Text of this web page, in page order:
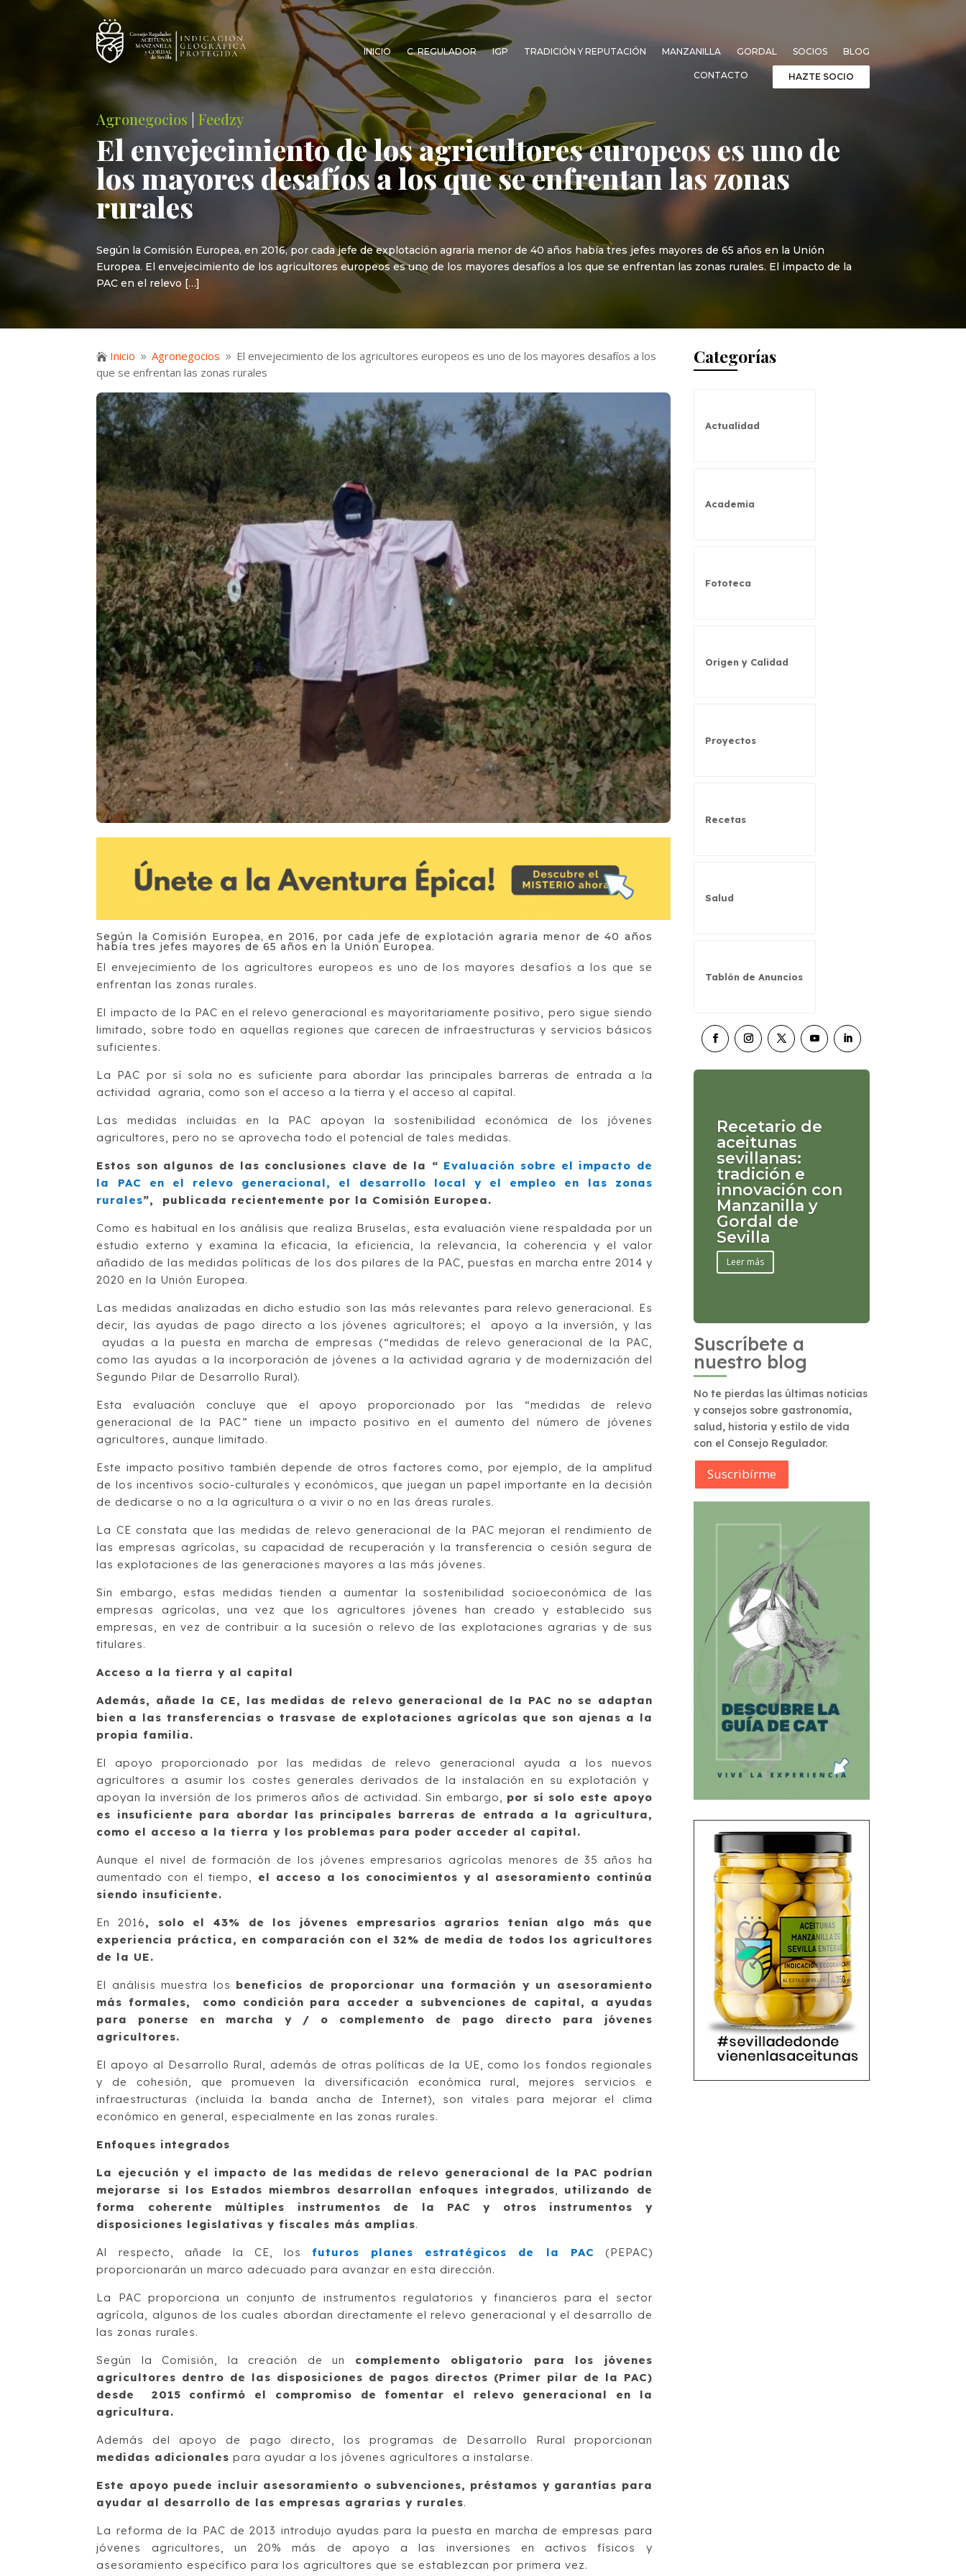
INICIO C. REGULADOR IGP TRADICIÓN Y REPUTACIÓN MANZANILLA GORDAL SOCIOS BLOG
CONTACTO HAZTE SOCIO
Agronegocios |Feedzy
El envejecimiento de los agricultores europeos es uno de
los mayores desafíos a los que se enfrentan las zonas
rurales
Según la Comisión Europea, en 2016, por cada jefe de explotación agraria menor de 40 años había tres jefes mayores de 65 años en la Unión
Europea. El envejecimiento de los agricultores europeos es uno de los mayores desafíos a los que se enfrentan las zonas rurales. El impacto de la
PAC en el relevo […]
 Inicio 9 Agronegocios 9 El envejecimiento de los agricultores europeos es uno de los mayores desafíos a los
que se enfrentan las zonas rurales
Según la Comisión Europea, en 2016, por cada jefe de explotación agraria menor de 40 años
había tres jefes mayores de 65 años en la Unión Europea.
El envejecimiento de los agricultores europeos es uno de los mayores desafíos a los que se
enfrentan las zonas rurales.
El impacto de la PAC en el relevo generacional es mayoritariamente positivo, pero sigue siendo
limitado, sobre todo en aquellas regiones que carecen de infraestructuras y servicios básicos
suficientes.
La PAC por sí sola no es suficiente para abordar las principales barreras de entrada a la
actividad agraria, como son el acceso a la tierra y el acceso al capital.
Las medidas incluidas en la PAC apoyan la sostenibilidad económica de los jóvenes
agricultores, pero no se aprovecha todo el potencial de tales medidas.
Estos son algunos de las conclusiones clave de la “ Evaluación sobre el impacto de
la PAC en el relevo generacional, el desarrollo local y el empleo en las zonas
rurales”, publicada recientemente por la Comisión Europea.
Como es habitual en los análisis que realiza Bruselas, esta evaluación viene respaldada por un
estudio externo y examina la eficacia, la eficiencia, la relevancia, la coherencia y el valor
añadido de las medidas políticas de los dos pilares de la PAC, puestas en marcha entre 2014 y
2020 en la Unión Europea.
Las medidas analizadas en dicho estudio son las más relevantes para relevo generacional. Es
decir, las ayudas de pago directo a los jóvenes agricultores; el apoyo a la inversión, y las
ayudas a la puesta en marcha de empresas (“medidas de relevo generacional de la PAC,
como las ayudas a la incorporación de jóvenes a la actividad agraria y de modernización del
Segundo Pilar de Desarrollo Rural).
Esta evaluación concluye que el apoyo proporcionado por las “medidas de relevo
generacional de la PAC” tiene un impacto positivo en el aumento del número de jóvenes
agricultores, aunque limitado.
Este impacto positivo también depende de otros factores como, por ejemplo, de la amplitud
de los incentivos socio-culturales y económicos, que juegan un papel importante en la decisión
de dedicarse o no a la agricultura o a vivir o no en las áreas rurales.
La CE constata que las medidas de relevo generacional de la PAC mejoran el rendimiento de
las empresas agrícolas, su capacidad de recuperación y la transferencia o cesión segura de
las explotaciones de las generaciones mayores a las más jóvenes.
Sin embargo, estas medidas tienden a aumentar la sostenibilidad socioeconómica de las
empresas agrícolas, una vez que los agricultores jóvenes han creado y establecido sus
empresas, en vez de contribuir a la sucesión o relevo de las explotaciones agrarias y de sus
titulares.
Acceso a la tierra y al capital
Además, añade la CE, las medidas de relevo generacional de la PAC no se adaptan
bien a las transferencias o trasvase de explotaciones agrícolas que son ajenas a la
propia familia.
El apoyo proporcionado por las medidas de relevo generacional ayuda a los nuevos
agricultores a asumir los costes generales derivados de la instalación en su explotación y
apoyan la inversión de los primeros años de actividad. Sin embargo, por sí solo este apoyo
es insuficiente para abordar las principales barreras de entrada a la agricultura,
como el acceso a la tierra y los problemas para poder acceder al capital.
Aunque el nivel de formación de los jóvenes empresarios agrícolas menores de 35 años ha
aumentado con el tiempo, el acceso a los conocimientos y al asesoramiento continúa
siendo insuficiente.
En 2016, solo el 43% de los jóvenes empresarios agrarios tenían algo más que
experiencia práctica, en comparación con el 32% de media de todos los agricultores
de la UE.
El análisis muestra los beneficios de proporcionar una formación y un asesoramiento
más formales, como condición para acceder a subvenciones de capital, a ayudas
para ponerse en marcha y / o complemento de pago directo para jóvenes
agricultores.
El apoyo al Desarrollo Rural, además de otras políticas de la UE, como los fondos regionales
y de cohesión, que promueven la diversificación económica rural, mejores servicios e
infraestructuras (incluida la banda ancha de Internet), son vitales para mejorar el clima
económico en general, especialmente en las zonas rurales.
Enfoques integrados
La ejecución y el impacto de las medidas de relevo generacional de la PAC podrían
mejorarse si los Estados miembros desarrollan enfoques integrados, utilizando de
forma coherente múltiples instrumentos de la PAC y otros instrumentos y
disposiciones legislativas y fiscales más amplias.
Al respecto, añade la CE, losfuturos planes estratégicos de la PAC
(PEPAC)
proporcionarán un marco adecuado para avanzar en esta dirección.
La PAC proporciona un conjunto de instrumentos regulatorios y financieros para el sector
agrícola, algunos de los cuales abordan directamente el relevo generacional y el desarrollo de
las zonas rurales.
Según la Comisión, la creación de un complemento obligatorio para los jóvenes
agricultores dentro de las disposiciones de pagos directos (Primer pilar de la PAC)
desde 2015 confirmó el compromiso de fomentar el relevo generacional en la
agricultura.
Además del apoyo de pago directo, los programas de Desarrollo Rural proporcionan
medidas adicionales para ayudar a los jóvenes agricultores a instalarse.
Este apoyo puede incluir asesoramiento o subvenciones, préstamos y garantías para
ayudar al desarrollo de las empresas agrarias y rurales.
La reforma de la PAC de 2013 introdujo ayudas para la puesta en marcha de empresas para
jóvenes agricultores, un 20% más de apoyo a las inversiones en activos físicos y
asesoramiento específico para los agricultores que se establezcan por primera vez.
Categorías
Actualidad
Academia
Fototeca
Origen y Calidad
Proyectos
Recetas
Salud
Tablón de Anuncios
Recetario de
aceitunas
sevillanas:
tradición e
innovación con
Manzanilla y
Gordal de
Sevilla
Leer más
Suscríbete a
nuestro blog
No te pierdas las últimas noticias
y consejos sobre gastronomía,
salud, historia y estilo de vida
con el Consejo Regulador.
Suscribírme